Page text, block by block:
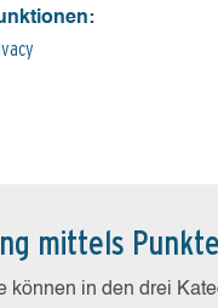
mittels
können in den drei